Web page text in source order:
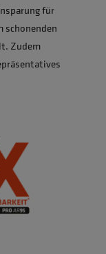
für
schonenden
Zudem